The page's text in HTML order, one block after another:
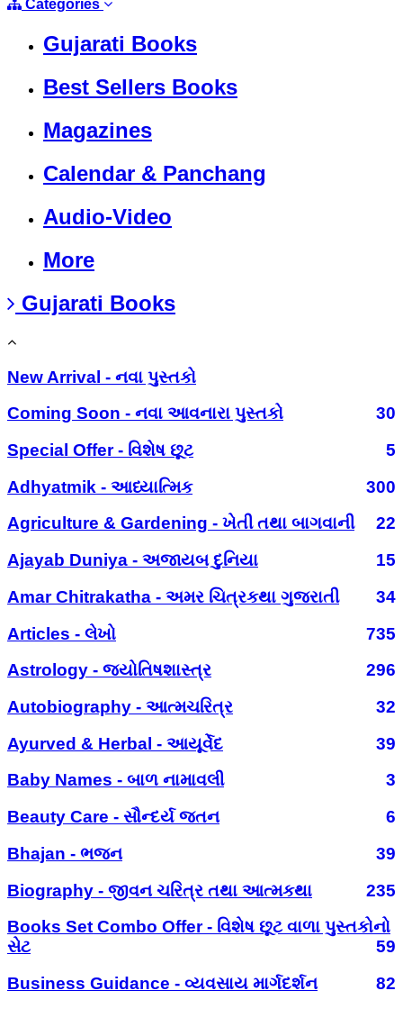
Categories
Gujarati Books
Best Sellers Books
Magazines
Calendar & Panchang
Audio-Video
More
Gujarati Books
New Arrival - નવા પુસ્તકો
Coming Soon - નવા આવનારા પુસ્તકો
30
Special Offer - વિશેષ છૂટ
5
Adhyatmik - આધ્યાત્મિક
300
Agriculture & Gardening - ખેતી તથા બાગવાની
22
Ajayab Duniya - અજાયબ દુનિયા
15
Amar Chitrakatha - અમર ચિત્રકથા ગુજરાતી
34
Articles - લેખો
735
Astrology - જ્યોતિષશાસ્ત્ર
296
Autobiography - આત્મચરિત્ર
32
Ayurved & Herbal - આયૂર્વેદ
39
Baby Names - બાળ નામાવલી
3
Beauty Care - સૌન્દર્ય જતન
6
Bhajan - ભજન
39
Biography - જીવન ચરિત્ર તથા આત્મકથા
235
Books Set Combo Offer - વિશેષ છૂટ વાળા પુસ્તકોનો
સેટ
59
Business Guidance - વ્યવસાય માર્ગદર્શન
82